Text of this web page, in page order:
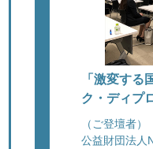
「激変する
ク・ディプ
（ご登壇者）
公益財団法人